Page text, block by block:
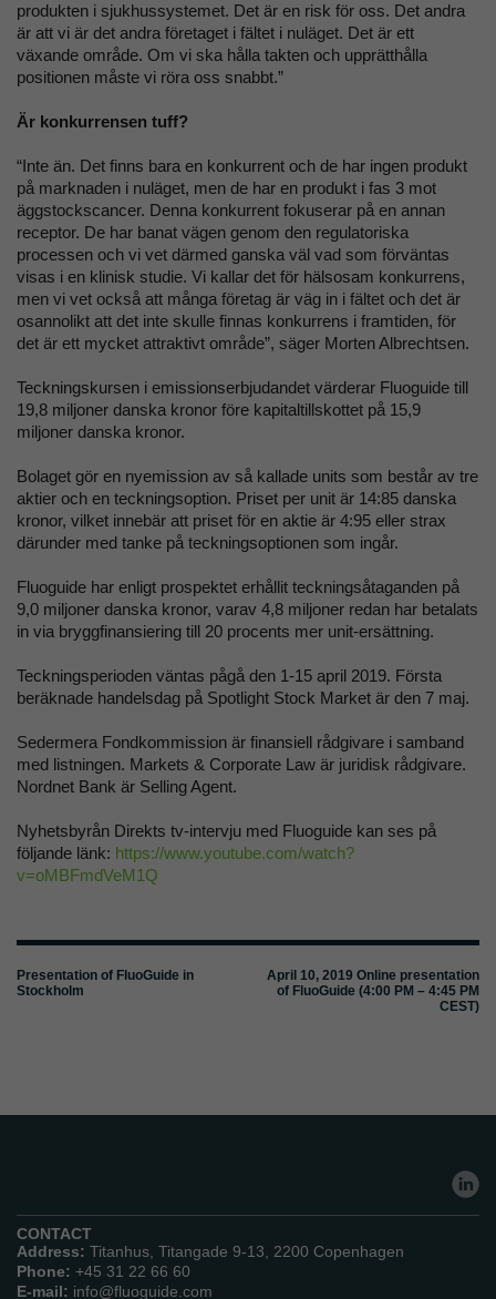
produkten i sjukhussystemet. Det är en risk för oss. Det andra
är att vi är det andra företaget i fältet i nuläget. Det är ett
växande område. Om vi ska hålla takten och upprätthålla
positionen måste vi röra oss snabbt.”
Är konkurrensen tuff?
“Inte än. Det finns bara en konkurrent och de har ingen produkt
på marknaden i nuläget, men de har en produkt i fas 3 mot
äggstockscancer. Denna konkurrent fokuserar på en annan
receptor. De har banat vägen genom den regulatoriska
processen och vi vet därmed ganska väl vad som förväntas
visas i en klinisk studie. Vi kallar det för hälsosam konkurrens,
men vi vet också att många företag är väg in i fältet och det är
osannolikt att det inte skulle finnas konkurrens i framtiden, för
det är ett mycket attraktivt område”, säger Morten Albrechtsen.
Teckningskursen i emissionserbjudandet värderar Fluoguide till
19,8 miljoner danska kronor före kapitaltillskottet på 15,9
miljoner danska kronor.
Bolaget gör en nyemission av så kallade units som består av tre
aktier och en teckningsoption. Priset per unit är 14:85 danska
kronor, vilket innebär att priset för en aktie är 4:95 eller strax
därunder med tanke på teckningsoptionen som ingår.
Fluoguide har enligt prospektet erhållit teckningsåtaganden på
9,0 miljoner danska kronor, varav 4,8 miljoner redan har betalats
in via bryggfinansiering till 20 procents mer unit-ersättning.
Teckningsperioden väntas pågå den 1-15 april 2019. Första
beräknade handelsdag på Spotlight Stock Market är den 7 maj.
Sedermera Fondkommission är finansiell rådgivare i samband
med listningen. Markets & Corporate Law är juridisk rådgivare.
Nordnet Bank är Selling Agent.
Nyhetsbyrån Direkts tv-intervju med Fluoguide kan ses på
följande länk: https://www.youtube.com/watch?
v=oMBFmdVeM1Q
Presentation of FluoGuide in
Stockholm
April 10, 2019 Online presentation
of FluoGuide (4:00 PM – 4:45 PM
CEST)
CONTACT
Address: Titanhus, Titangade 9-13, 2200 Copenhagen
Phone: +45 31 22 66 60
E-mail: info@fluoguide.com